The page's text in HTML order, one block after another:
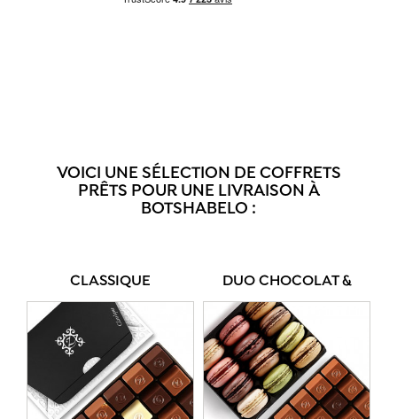
VOICI UNE SÉLECTION DE COFFRETS
PRÊTS POUR UNE LIVRAISON À
BOTSHABELO :
CLASSIQUE DUO CHOCOLAT &